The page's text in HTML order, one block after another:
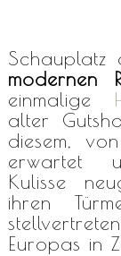
Schauplatz
modernen
einmalige
alter
diesem,
erwartet
Kulisse
ihren
Europas in